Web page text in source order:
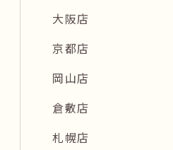
大阪店
京都店
岡山店
倉敷店
札幌店